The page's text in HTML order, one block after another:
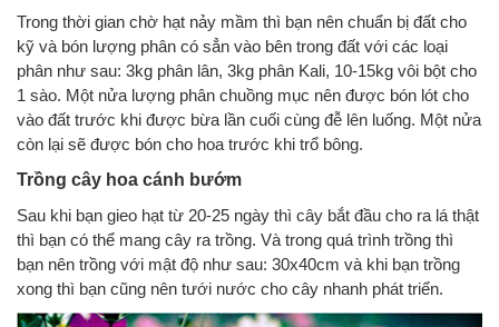
Trong thời gian chờ hạt nảy mầm thì bạn nên chuẩn bị đất cho
kỹ và bón lượng phân có sẳn vào bên trong đất với các loại
phân như sau: 3kg phân lân, 3kg phân Kali, 10-15kg vôi bột cho
1 sào. Một nửa lượng phân chuồng mục nên được bón lót cho
vào đất trước khi được bừa lần cuối cùng đễ lên luống. Một nửa
còn lại sẽ được bón cho hoa trước khi trổ bông.
Trồng cây hoa cánh bướm
Sau khi bạn gieo hạt từ 20-25 ngày thì cây bắt đầu cho ra lá thật
thì bạn có thể mang cây ra trồng. Và trong quá trình trồng thì
bạn nên trồng với mật độ như sau: 30x40cm và khi bạn trồng
xong thì bạn cũng nên tưới nước cho cây nhanh phát triển.